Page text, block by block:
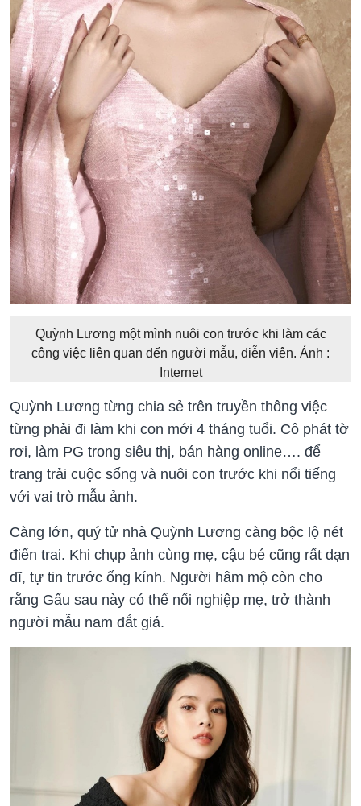
Quỳnh Lương một mình nuôi con trước khi làm các
công việc liên quan đến người mẫu, diễn viên. Ảnh :
Internet
Quỳnh Lương từng chia sẻ trên truyền thông việc
từng phải đi làm khi con mới 4 tháng tuổi. Cô phát tờ
rơi, làm PG trong siêu thị, bán hàng online…. để
trang trải cuộc sống và nuôi con trước khi nổi tiếng
với vai trò mẫu ảnh.
Càng lớn, quý tử nhà Quỳnh Lương càng bộc lộ nét
điển trai. Khi chụp ảnh cùng mẹ, cậu bé cũng rất dạn
dĩ, tự tin trước ống kính. Người hâm mộ còn cho
rằng Gấu sau này có thể nối nghiệp mẹ, trở thành
người mẫu nam đắt giá.